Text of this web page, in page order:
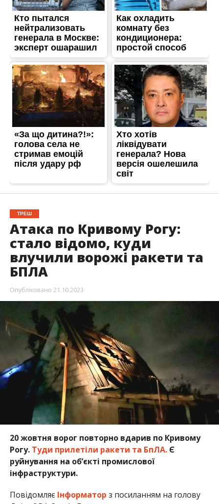
ТРЕШ
Атака по Кривому Рогу:
стало відомо, куди
влучили ворожі ракети та
БПЛА
Опубліковано 21.10.2023
20 жовтня ворог повторно вдарив по Кривому
Рогу. Туди прилетіли ракети та БпЛА.Є
руйнування на об’єкті промислової
інфраструктури.
Повідомляє Інформатор з посиланням на голову